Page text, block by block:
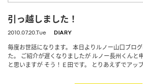
引っ越しました！
2010.07.20.Tue DIARY
毎度お世話になります。 本日よりルノー山口ブロ
た。 ご紹介が遅くなりましたが ルノー長州くんと
と思いますが そう！Ｅ田です。 とりあえずでアッ